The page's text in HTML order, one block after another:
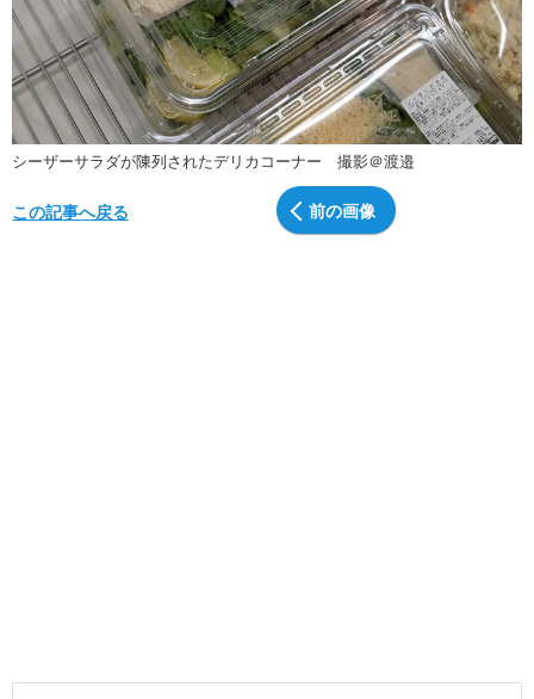
シーザーサラダが陳列されたデリカコーナー 撮影＠渡邉
前の画像
この記事へ戻る